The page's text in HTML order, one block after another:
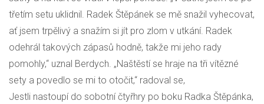
třetím setu uklidnil. Radek Štěpánek se mě snažil vyhecovat,
ať jsem trpělivý a snažím si jít pro zlom v utkání. Radek
odehrál takových zápasů hodně, takže mi jeho rady
pomohly,“ uznal Berdych. „Naštěstí se hraje na tři vítězné
sety a povedlo se mi to otočit,“ radoval se,
Jestli nastoupí do sobotní čtyřhry po boku Radka Štěpánka,